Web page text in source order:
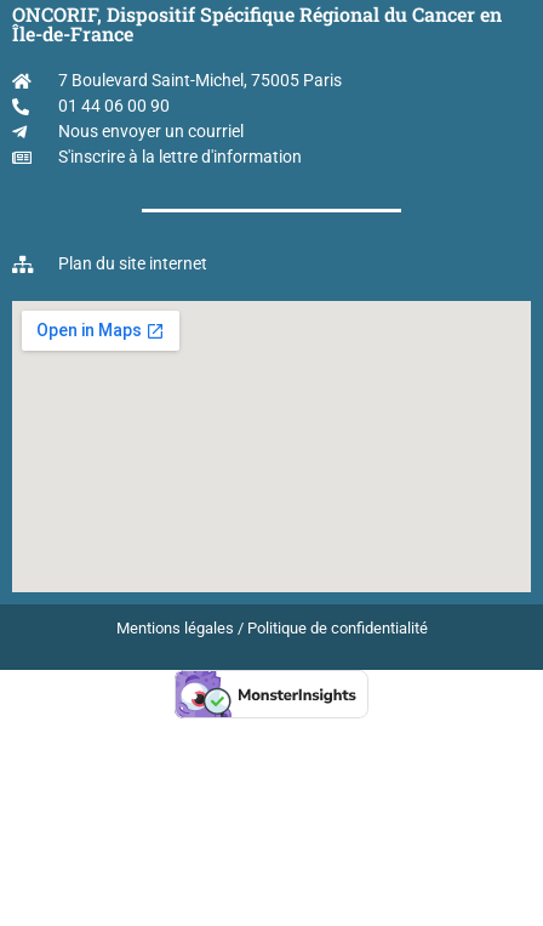
ONCORIF, Dispositif Spécifique Régional du Cancer en
Île-de-France
7 Boulevard Saint-Michel, 75005 Paris
01 44 06 00 90
Nous envoyer un courriel
S'inscrire à la lettre d'information
Plan du site internet
Mentions légales / Politique de confidentialité